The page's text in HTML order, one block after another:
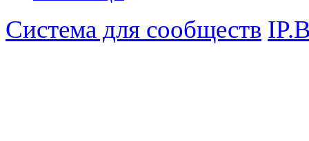
Система для сообществ